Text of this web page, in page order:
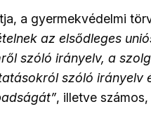
a gyermekvédelmi
az elsődleges
szóló irányelv, a
szóló irányelv
, illetve számos,